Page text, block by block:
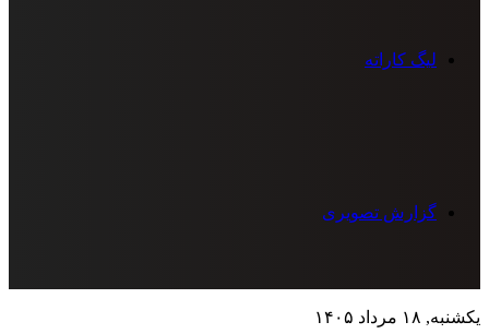
لیگ کاراته
گزارش تصویری
یکشنبه, ۱۸ مرداد ۱۴۰۵